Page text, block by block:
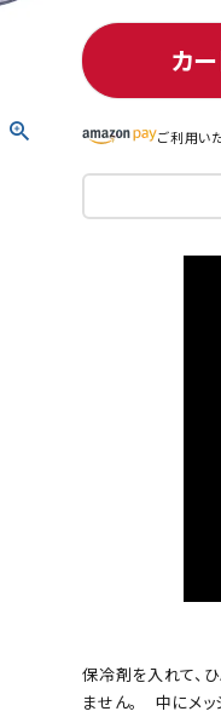
カ
ご利用い
保冷剤を入れて、
ません。 中にメ